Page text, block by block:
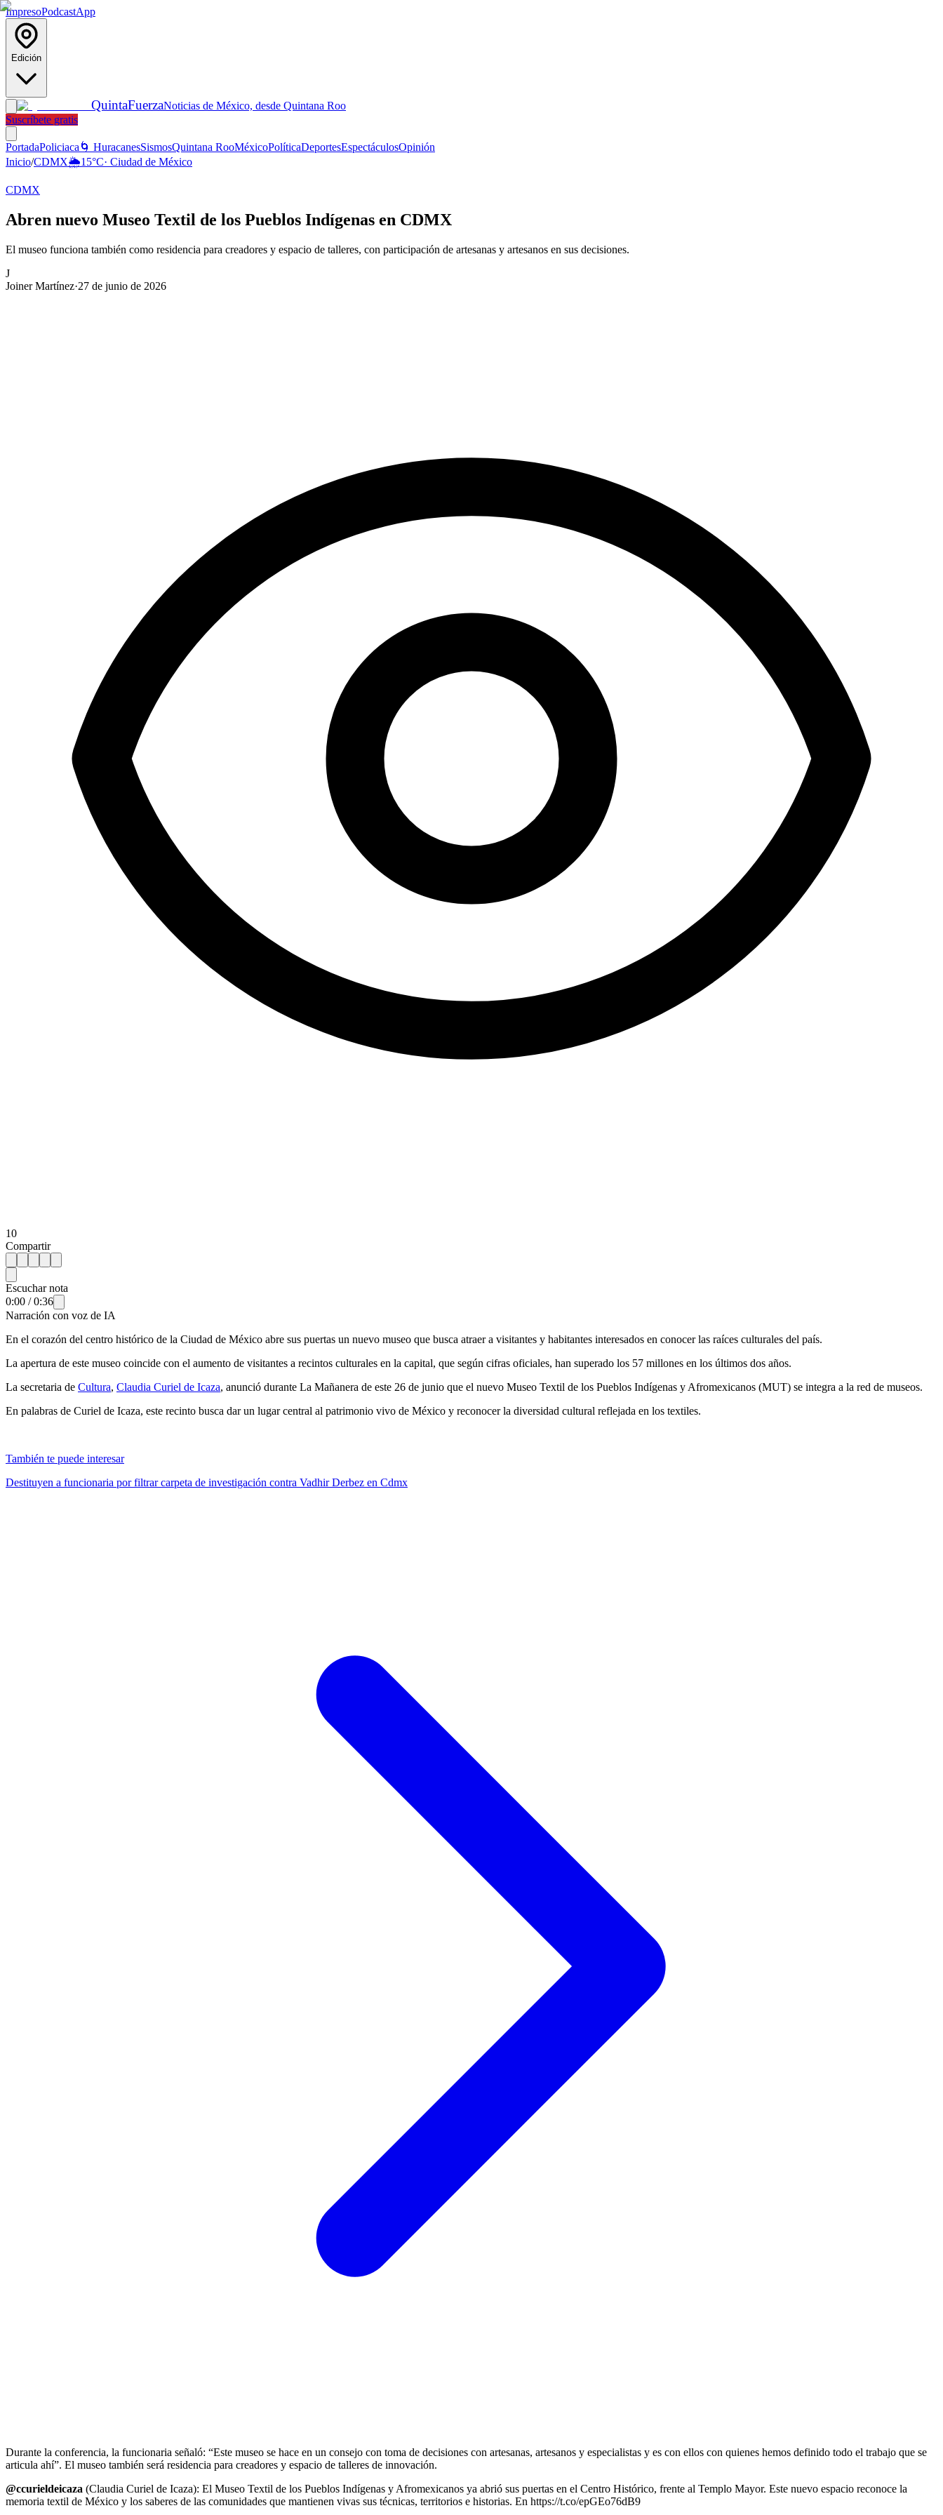
ImpresoPodcastApp
Edición
QuintaFuerzaNoticias de México, desde Quintana Roo
Suscríbete gratis
PortadaPoliciaca 🌀 HuracanesSismosQuintana RooMéxicoPolíticaDeportesEspectáculosOpinión
Inicio/CDMX🌦️15°C· Ciudad de México
CDMX
Abren nuevo Museo Textil de los Pueblos Indígenas en CDMX
El museo funciona también como residencia para creadores y espacio de talleres, con participación de artesanas y artesanos en sus decisiones.
J
Joiner Martínez·27 de junio de 2026
10
Compartir
Escuchar nota
0:00 /0:36
Narración con voz de IA
En el corazón del centro histórico de la Ciudad de México abre sus puertas un nuevo museo que busca atraer a visitantes y habitantes interesados en conocer las raíces culturales del país.
La apertura de este museo coincide con el aumento de visitantes a recintos culturales en la capital, que según cifras oficiales, han superado los 57 millones en los últimos dos años.
La secretaria de Cultura, Claudia Curiel de Icaza, anunció durante La Mañanera de este 26 de junio que el nuevo Museo Textil de los Pueblos Indígenas y Afromexicanos (MUT) se integra a la red de museos.
En palabras de Curiel de Icaza, este recinto busca dar un lugar central al patrimonio vivo de México y reconocer la diversidad cultural reflejada en los textiles.
También te puede interesar
Destituyen a funcionaria por filtrar carpeta de investigación contra Vadhir Derbez en Cdmx
Durante la conferencia, la funcionaria señaló: “Este museo se hace en un consejo con toma de decisiones con artesanas, artesanos y especialistas y es con ellos con quienes hemos definido todo el trabajo que se
articula ahí”. El museo también será residencia para creadores y espacio de talleres de innovación.
@ccurieldeicaza (Claudia Curiel de Icaza): El Museo Textil de los Pueblos Indígenas y Afromexicanos ya abrió sus puertas en el Centro Histórico, frente al Templo Mayor. Este nuevo espacio reconoce la
memoria textil de México y los saberes de las comunidades que mantienen vivas sus técnicas, territorios e historias. En https://t.co/epGEo76dB9